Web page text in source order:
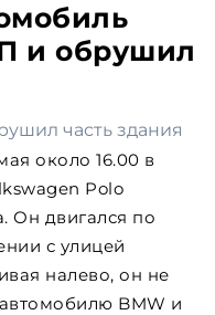
и обрушил
около 16.00 в
Polo
Он двигался по
с улицей
налево, он не
BMW и